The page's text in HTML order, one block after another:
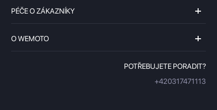
PÉČE O ZÁKAZNÍKY
O WEMOTO
POTŘEBUJETE PORADIT?
+420317471113